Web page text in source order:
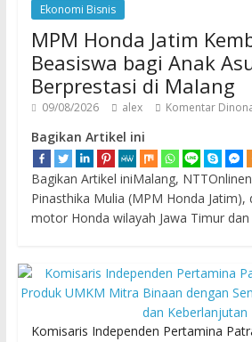
Ekonomi Bisnis
MPM Honda Jatim
Beasiswa bagi Anak
Berprestasi di Malang
09/08/2026 alex Komentar
Bagikan Artikel ini
Bagikan Artikel iniMalang,
Pinasthika Mulia (MPM Honda
motor Honda wilayah Jawa Timur dan
Komisaris Independen Pertamina